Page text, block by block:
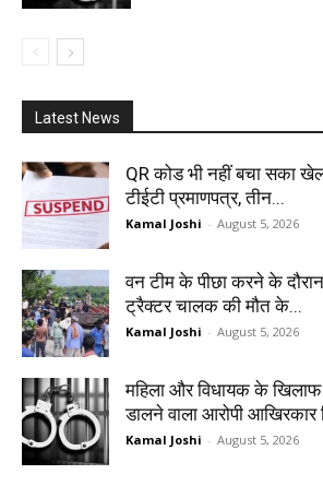
Latest News
QR कोड भी नहीं बचा सका
टीईटी प्रमाणपत्र, तीन...
Kamal Joshi - August 5, 2026
वन टीम के पीछा करने के दौरान
ट्रैक्टर चालक की मौत के...
Kamal Joshi - August 5, 2026
महिला और विधायक के खिलाफ
डालने वाला आरोपी आखिरकार
Kamal Joshi - August 5, 2026